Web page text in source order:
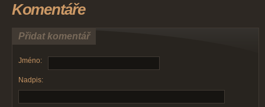
Komentáře
Přidat komentář
Jméno:
Nadpis: